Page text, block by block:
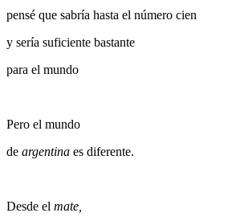
pensé que sabría hasta el número cien
y sería suficiente bastante
para el mundo
Pero el mundo
de argentina es diferente.
Desde el mate,